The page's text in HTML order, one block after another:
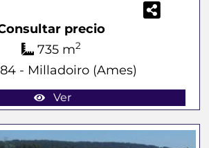
precio
735 m2
- Milladoiro (Ames)
Ver